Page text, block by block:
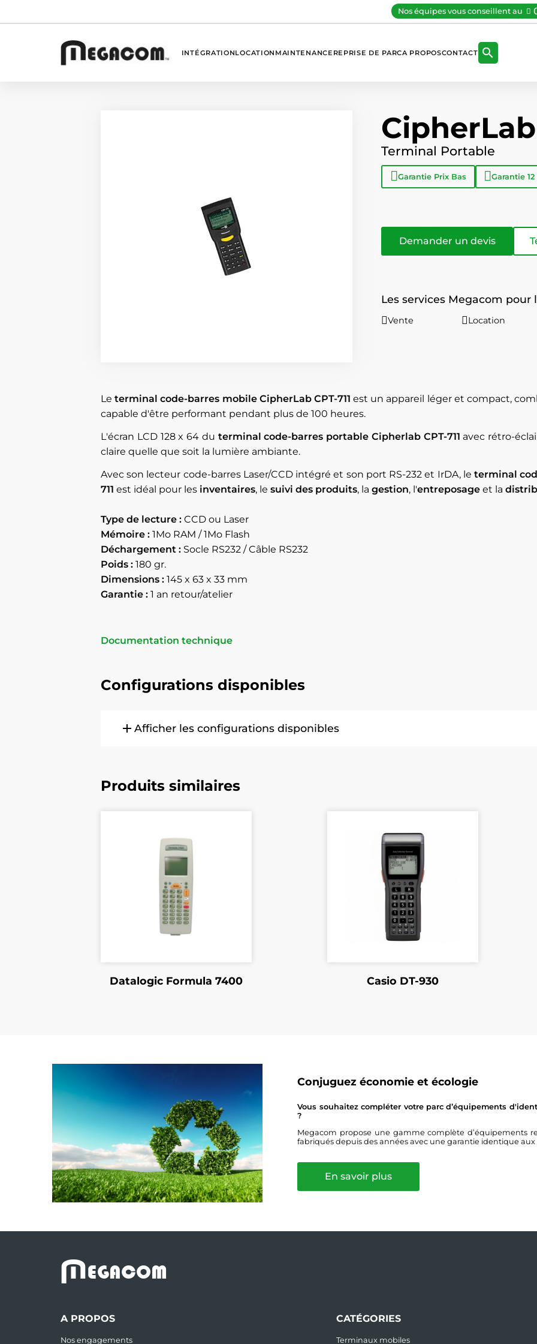
Nos équipes vous conseillent au
INTÉGRATIONLOCATION MAINTENANCE REPRISE DE PARCA PROPOSCONTACT 
CipherLab
Terminal Portable
Garantie Prix Bas Garantie
Demander un devis
Les services Megacom pour
Vente Location
Leterminal code-barres mobile CipherLab CPT-711 est un appareil léger et compact,
capable d'être performant pendant plus de 100 heures.
L'écran LCD 128 x 64 du terminal code-barres portable Cipherlab CPT-711 avec rétro-
claire quelle que soit la lumière ambiante.
Avec son lecteur code-barres Laser/CCD intégré et son port RS-232 et IrDA, leterminal
711 est idéal pour les inventaires, le suivi des produits, la gestion, l'entreposage et la
Type de lecture : CCD ou Laser
Mémoire : 1Mo RAM / 1Mo Flash
Déchargement : Socle RS232 / Câble RS232
Poids : 180 gr.
Dimensions : 145 x 63 x 33 mm
Garantie : 1 an retour/atelier
Documentation technique
Configurations disponibles
add Afficher les configurations disponibles
Terminal Cipherlab CPT-711 (CPU 16-bit CMOS, 1mo Rom, 1mo Sram,
CPT-711C
Terminal Cipherlab CPT-711 (CPU 16-bit CMOS, 1mo Rom, 1mo Sram,
clavier 21 touches, 2 piles AAA, communication RS-232, IrDA, Radio)
Produits similaires
Datalogic Formula 7400 Casio DT-930
Conjuguez économie et écologie
Vous souhaitez compléter votre parc d’équipements
?
Megacom propose une gamme complète d’équipements
fabriqués depuis des années avec une garantie identique
En savoir plus
MEGACOM
A PROPOS
Nos engagements
CATÉGORIES
Terminaux mobiles